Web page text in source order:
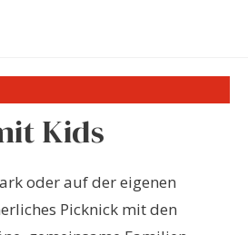
Kids
oder auf der eigenen
Picknick mit den